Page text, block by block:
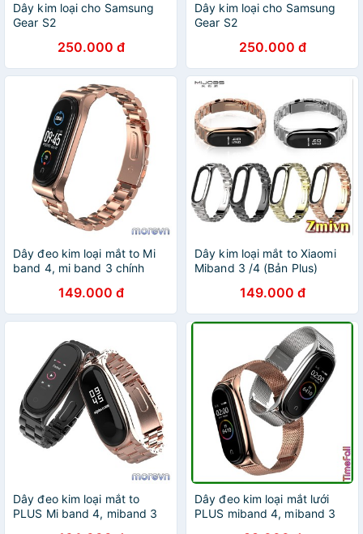
Dây kim loại cho Samsung
Gear S2
250.000 đ
Dây kim loại cho Samsung
Gear S2
250.000 đ
Dây đeo kim loại mắt to Mi
band 4, mi band 3 chính
loại thay thế miband 4,
miband 3 CLASSIC
149.000 đ
Dây kim loại mắt to Xiaomi
Miband 3 /4 (Bản Plus)
149.000 đ
Dây đeo kim loại mắt to
PLUS Mi band 4, miband 3
Dây đeo kim loại mắt lưới
PLUS miband 4, miband 3